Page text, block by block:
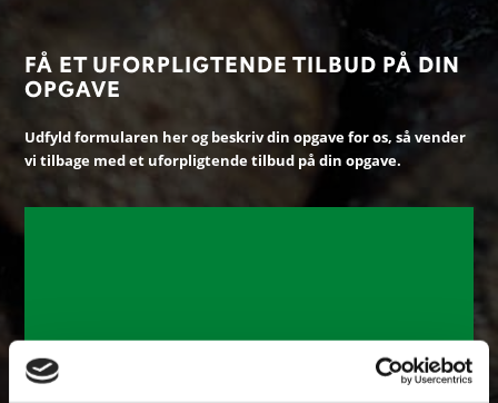
FÅ ET UFORPLIGTENDE TILBUD PÅ DIN
OPGAVE
Udfyld formularen her og beskriv din opgave for os, så vender
vi tilbage med et uforpligtende tilbud på din opgave.